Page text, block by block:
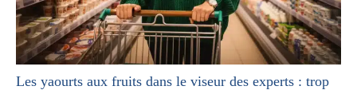
Les yaourts aux fruits dans le viseur des experts : trop